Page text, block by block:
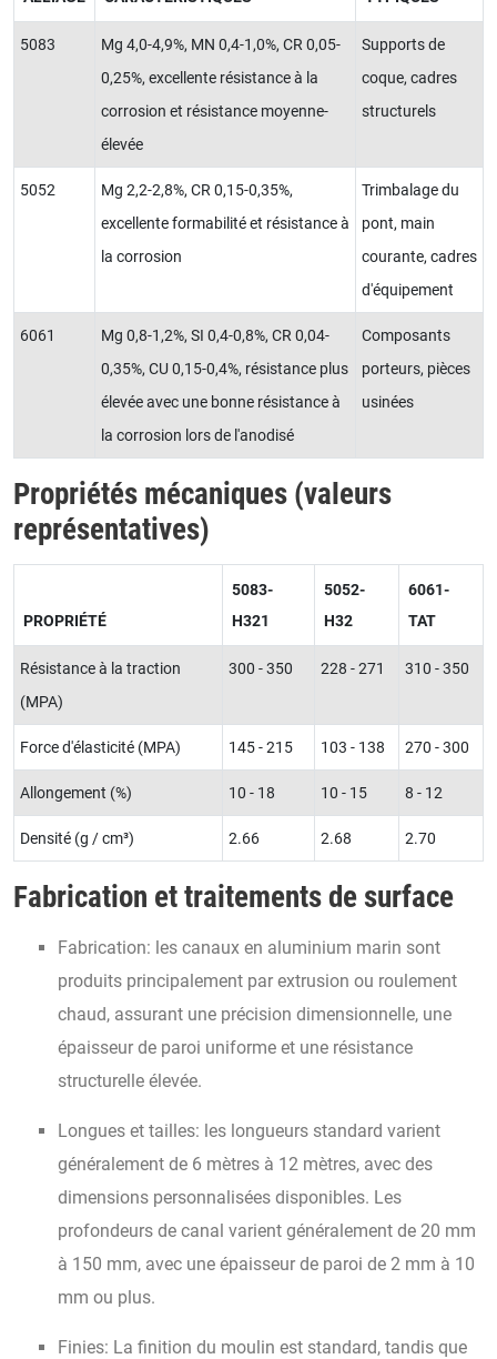
5083
Mg 4,0-4,9%, MN 0,4-1,0%, CR 0,05-
0,25%, excellente résistance à la
corrosion et résistance moyenne-
élevée
Supports de
coque, cadres
structurels
5052
Mg 2,2-2,8%, CR 0,15-0,35%,
excellente formabilité et résistance à
la corrosion
Trimbalage du
pont, main
courante, cadres
d'équipement
6061
Mg 0,8-1,2%, SI 0,4-0,8%, CR 0,04-
0,35%, CU 0,15-0,4%, résistance plus
élevée avec une bonne résistance à
la corrosion lors de l'anodisé
Composants
porteurs, pièces
usinées
Propriétés mécaniques (valeurs
représentatives)
PROPRIÉTÉ
5083-
H321
5052-
H32
6061-
TAT
Résistance à la traction
(MPA)
300 - 350 228 - 271 310 - 350
Force d'élasticité (MPA) 145 - 215 103 - 138 270 - 300
Allongement (%) 10 - 18 10 - 15 8 - 12
Densité (g / cm³) 2.66 2.68 2.70
Fabrication et traitements de surface
Fabrication: les canaux en aluminium marin sont
produits principalement par extrusion ou roulement
chaud, assurant une précision dimensionnelle, une
épaisseur de paroi uniforme et une résistance
structurelle élevée.
Longues et tailles: les longueurs standard varient
généralement de 6 mètres à 12 mètres, avec des
dimensions personnalisées disponibles. Les
profondeurs de canal varient généralement de 20 mm
à 150 mm, avec une épaisseur de paroi de 2 mm à 10
mm ou plus.
Finies: La finition du moulin est standard, tandis que